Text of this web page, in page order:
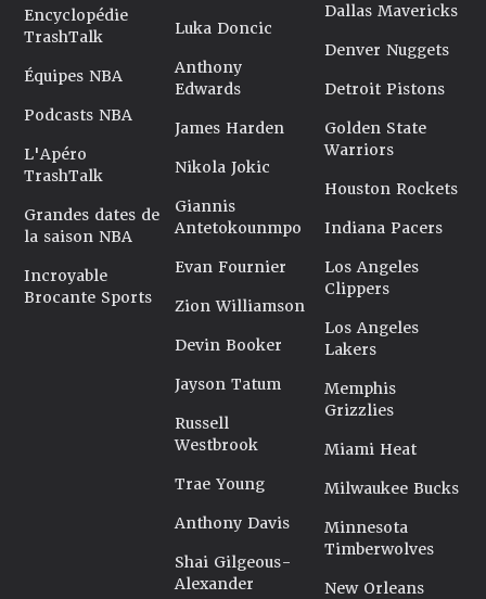
Encyclopédie
TrashTalk
Équipes NBA
Podcasts NBA
L'Apéro
TrashTalk
Grandes dates de
la saison NBA
Incroyable
Brocante Sports
Luka Doncic
Anthony
Edwards
James Harden
Nikola Jokic
Giannis
Antetokounmpo
Evan Fournier
Zion Williamson
Devin Booker
Jayson Tatum
Russell
Westbrook
Trae Young
Anthony Davis
Shai Gilgeous-
Alexander
Dallas Mavericks
Denver Nuggets
Detroit Pistons
Golden State
Warriors
Houston Rockets
Indiana Pacers
Los Angeles
Clippers
Los Angeles
Lakers
Memphis
Grizzlies
Miami Heat
Milwaukee Bucks
Minnesota
Timberwolves
New Orleans